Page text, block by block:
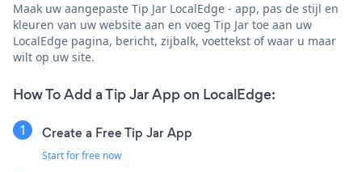
Maak uw aangepaste Tip Jar LocalEdge - app, pas de stijl en
kleuren van uw website aan en voeg Tip Jar toe aan uw
LocalEdge pagina, bericht, zijbalk, voettekst of waar u maar
wilt op uw site.
How To Add a Tip Jar App on LocalEdge:
Create a Free Tip Jar App
Start for free now